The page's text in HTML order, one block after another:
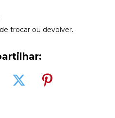
trocar ou devolver.